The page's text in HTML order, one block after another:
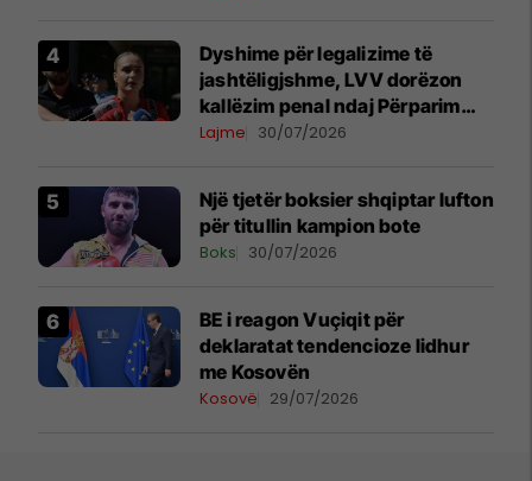
Dyshime për legalizime të
jashtëligjshme, LVV dorëzon
kallëzim penal ndaj Përparim
Ramës dhe zyrtarëve të
Lajme 30/07/2026
Një tjetër boksier shqiptar lufton
për titullin kampion bote
Boks 30/07/2026
BE i reagon Vuçiqit për
deklaratat tendencioze lidhur
me Kosovën
Kosovë 29/07/2026